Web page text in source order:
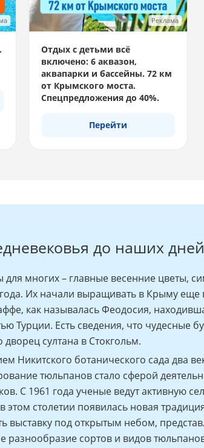
Реклама
Отдых с детьми всё
включено: 6 аквазон,
аквапарки и бассейны. 72 км
от Крымского моста.
Спецпредложения до 40%.
Перейти
до наших дней
для многих – главные весенние цветы,
Их начали выращивать в Крыму еще
как называлась Феодосия,
Турции. Есть сведения, что чудесные
дворец султана в Стокгольм.
Никитского ботанического сада два
тюльпанов стало сферой
С 1961 года ученые ведут активную
этом столетии появилась новая
выставку под открытым небом,
разнообразие сортов и видов